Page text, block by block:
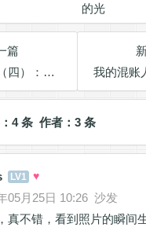
的光
篇
出去的人
我的混账人生
4 条 作者：3 条
LV1 ♥
05月25日 10:26 沙发
真不错，看到照片的瞬间